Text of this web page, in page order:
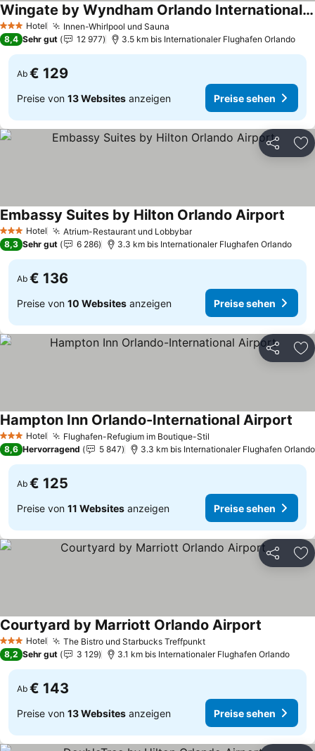
3 SterneHotel Innen-Whirlpool und Sauna
Wingate by Wyndham Orlando International Airport
Preise sehen
8,4 Sehr gut 12 977 3.5 km bis Internationaler Flughafen Orlando
Ab € 129
Preise von 13 Websites anzeigen Preise sehen
Teilen
3 SterneHotel Atrium-Restaurant und LobbybarPreise sehen
Embassy Suites by Hilton Orlando Airport
8,3 Sehr gut 6 286 3.3 km bis Internationaler Flughafen Orlando
Ab € 136
Preise von 10 Websites anzeigen Preise sehen
Teilen
3 SterneHotel Flughafen-Refugium im Boutique-Stil
Hampton Inn Orlando-International Airport
8,6 Hervorragend 5 847 3.3 km bis Internationaler Flughafen Orlando
Ab € 125
Preise von 11 Websites anzeigen Preise sehen
Teilen
3 SterneHotel The Bistro und Starbucks TreffpunktPreise sehen
Courtyard by Marriott Orlando Airport
8,2 Sehr gut 3 129 3.1 km bis Internationaler Flughafen Orlando
Ab € 143
Preise von 13 Websites anzeigen Preise sehen